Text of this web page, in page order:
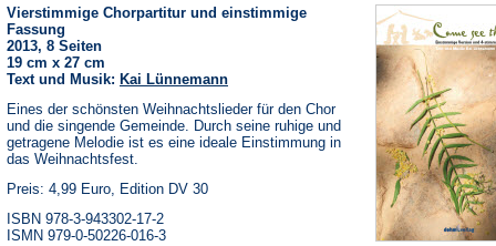
Vierstimmige Chorpartitur und einstimmige
Fassung
2013, 8 Seiten
19 cm x 27 cm
Text und Musik: Kai Lünnemann
Eines der schönsten Weihnachtslieder für den Chor
und die singende Gemeinde. Durch seine ruhige und
getragene Melodie ist es eine ideale Einstimmung in
das Weihnachtsfest.
Preis: 4,99 Euro, Edition DV 30
ISBN 978-3-943302-17-2
ISMN 979-0-50226-016-3